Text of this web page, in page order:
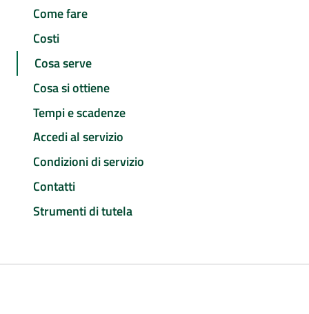
Come fare
Costi
Cosa serve
Cosa si ottiene
Tempi e scadenze
Accedi al servizio
Condizioni di servizio
Contatti
Strumenti di tutela